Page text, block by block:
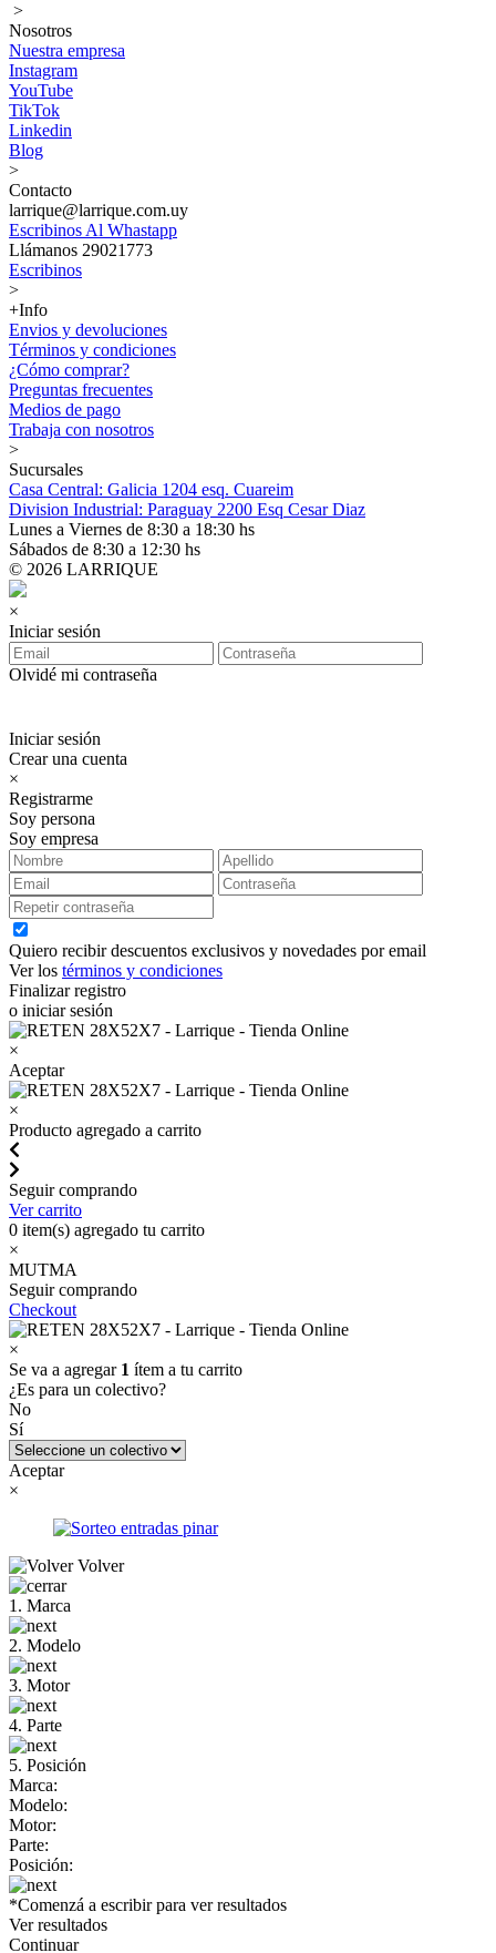
>
Nosotros
Nuestra empresa
Instagram
YouTube
TikTok
Linkedin
Blog
>
Contacto
larrique@larrique.com.uy
Escribinos Al Whastapp
Llámanos 29021773
Escribinos
>
+Info
Envios y devoluciones
Términos y condiciones
¿Cómo comprar?
Preguntas frecuentes
Medios de pago
Trabaja con nosotros
>
Sucursales
Casa Central: Galicia 1204 esq. Cuareim
Division Industrial: Paraguay 2200 Esq Cesar Diaz
Lunes a Viernes de 8:30 a 18:30 hs
Sábados de 8:30 a 12:30 hs
© 2026 LARRIQUE
×
Iniciar sesión
Olvidé mi contraseña
Iniciar sesión
Crear una cuenta
×
Registrarme
Soy persona
Soy empresa
Quiero recibir descuentos exclusivos y novedades por email
Ver los términos y condiciones
Finalizar registro
o iniciar sesión
×
Aceptar
×
Producto agregado a carrito
Seguir comprando
Ver carrito
0 item(s) agregado tu carrito
×
MUTMA
Seguir comprando
Checkout
×
Se va a agregar 1 ítem a tu carrito
¿Es para un colectivo?
No
Sí
Aceptar
×
Volver
1. Marca
2. Modelo
3. Motor
4. Parte
5. Posición
Marca:
Modelo:
Motor:
Parte:
Posición:
*Comenzá a escribir para ver resultados
Ver resultados
Continuar